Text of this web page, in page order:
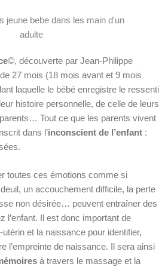
©, découverte par Jean-Philippe
27 mois (18 mois avant et 9 mois
laquelle le bébé enregistre le ressenti
histoire personnelle, de celle de leurs
Tout ce que les parents vivent
dans l’inconscient de l’enfant :
toutes ces émotions comme si
un accouchement difficile, la perte
non désirée… peuvent entraîner des
l’enfant. Il est donc important de
et la naissance pour identifier,
l’empreinte de naissance. Il sera ainsi
à travers le massage et la